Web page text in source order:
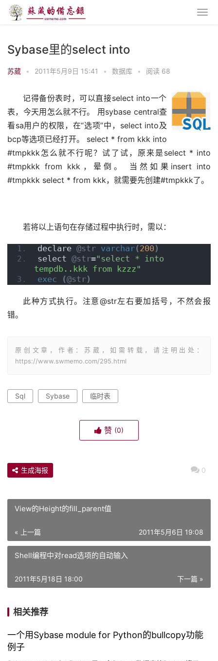
Sybase里的select into
苏葳 • 2011年5月9日 15:41 • 数据库 • 阅读 68
记得备份表时，可以直接select into一个
表，今天用怎么就不行。 用sybase central查
看sa用户的权限，在“选项”中，select into及
bcp等选项已经打开。 select * from kkk into
#tmpkkk怎么就不行呢？试了试，原来是select * into
#tmpkkk from kkk，晕倒。 当然如果insert into
#tmpkkk select * from kkk，就需要先创建#tmpkkk了。
若将以上语句在存储过程中执行时，需以：
declare @str varchar(200 )
select @str="select * into
tempdb..kkk from kzzz"
exec
(@str)
此种方式执行。注意@str左右要加括号，不然会报
错。
原创文章，作者：苏葳，如需转载，请注明出处：
https://www.swmemo.com/295.html
Sql Sybase 临时表
赞 (0)
0
生成海报
View的Height的fill_parent值
« 上一篇 2011年5月6日 19:08
Shell编程中对read选项的自动输入
下一篇 »
2011年5月18日 18:00
相关推荐
一个用Sybase module for Python的bullcopy功能
例子